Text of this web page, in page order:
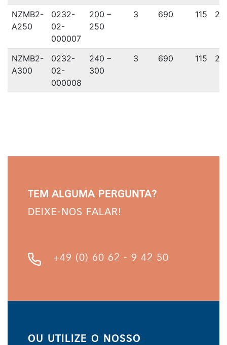
NZMB2-
A250
0232-
02-
000007
200 –
250
3 690 115
NZMB2-
A300
0232-
02-
000008
240 –
300
3 690 115
TEM ALGUMA PERGUNTA?
DEIXE-NOS FALAR!
+49 (0) 60 62 - 9 42 50
OU UTILIZE O NOSSO